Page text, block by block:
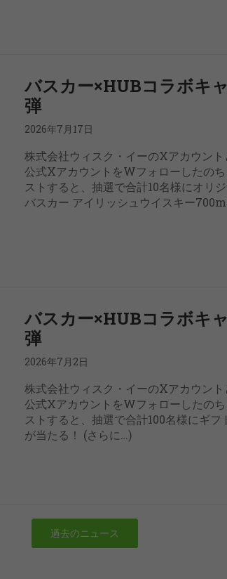
バスカー×HUBコラボキ
弾
2026年7月17日
株式会社ウィスク・イーのXアカウン
公式XアカウントをWフォローしたの
ストすると、抽選で合計10名様にオリ
バスカー アイリッシュウイスキー
バスカー×HUBコラボキ
弾
2026年7月2日
株式会社ウィスク・イーのXアカウン
公式XアカウントをWフォローしたの
ストすると、抽選で合計100名様にギ
が当たる！ (さらに…)
過去のニュース